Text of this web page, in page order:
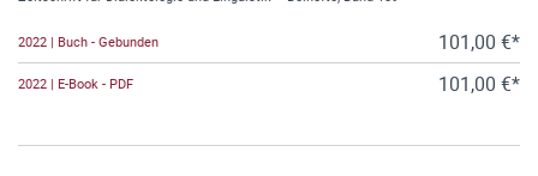
2022 | Buch - Gebunden 101,00 €*
2022 | E-Book - PDF 101,00 €*